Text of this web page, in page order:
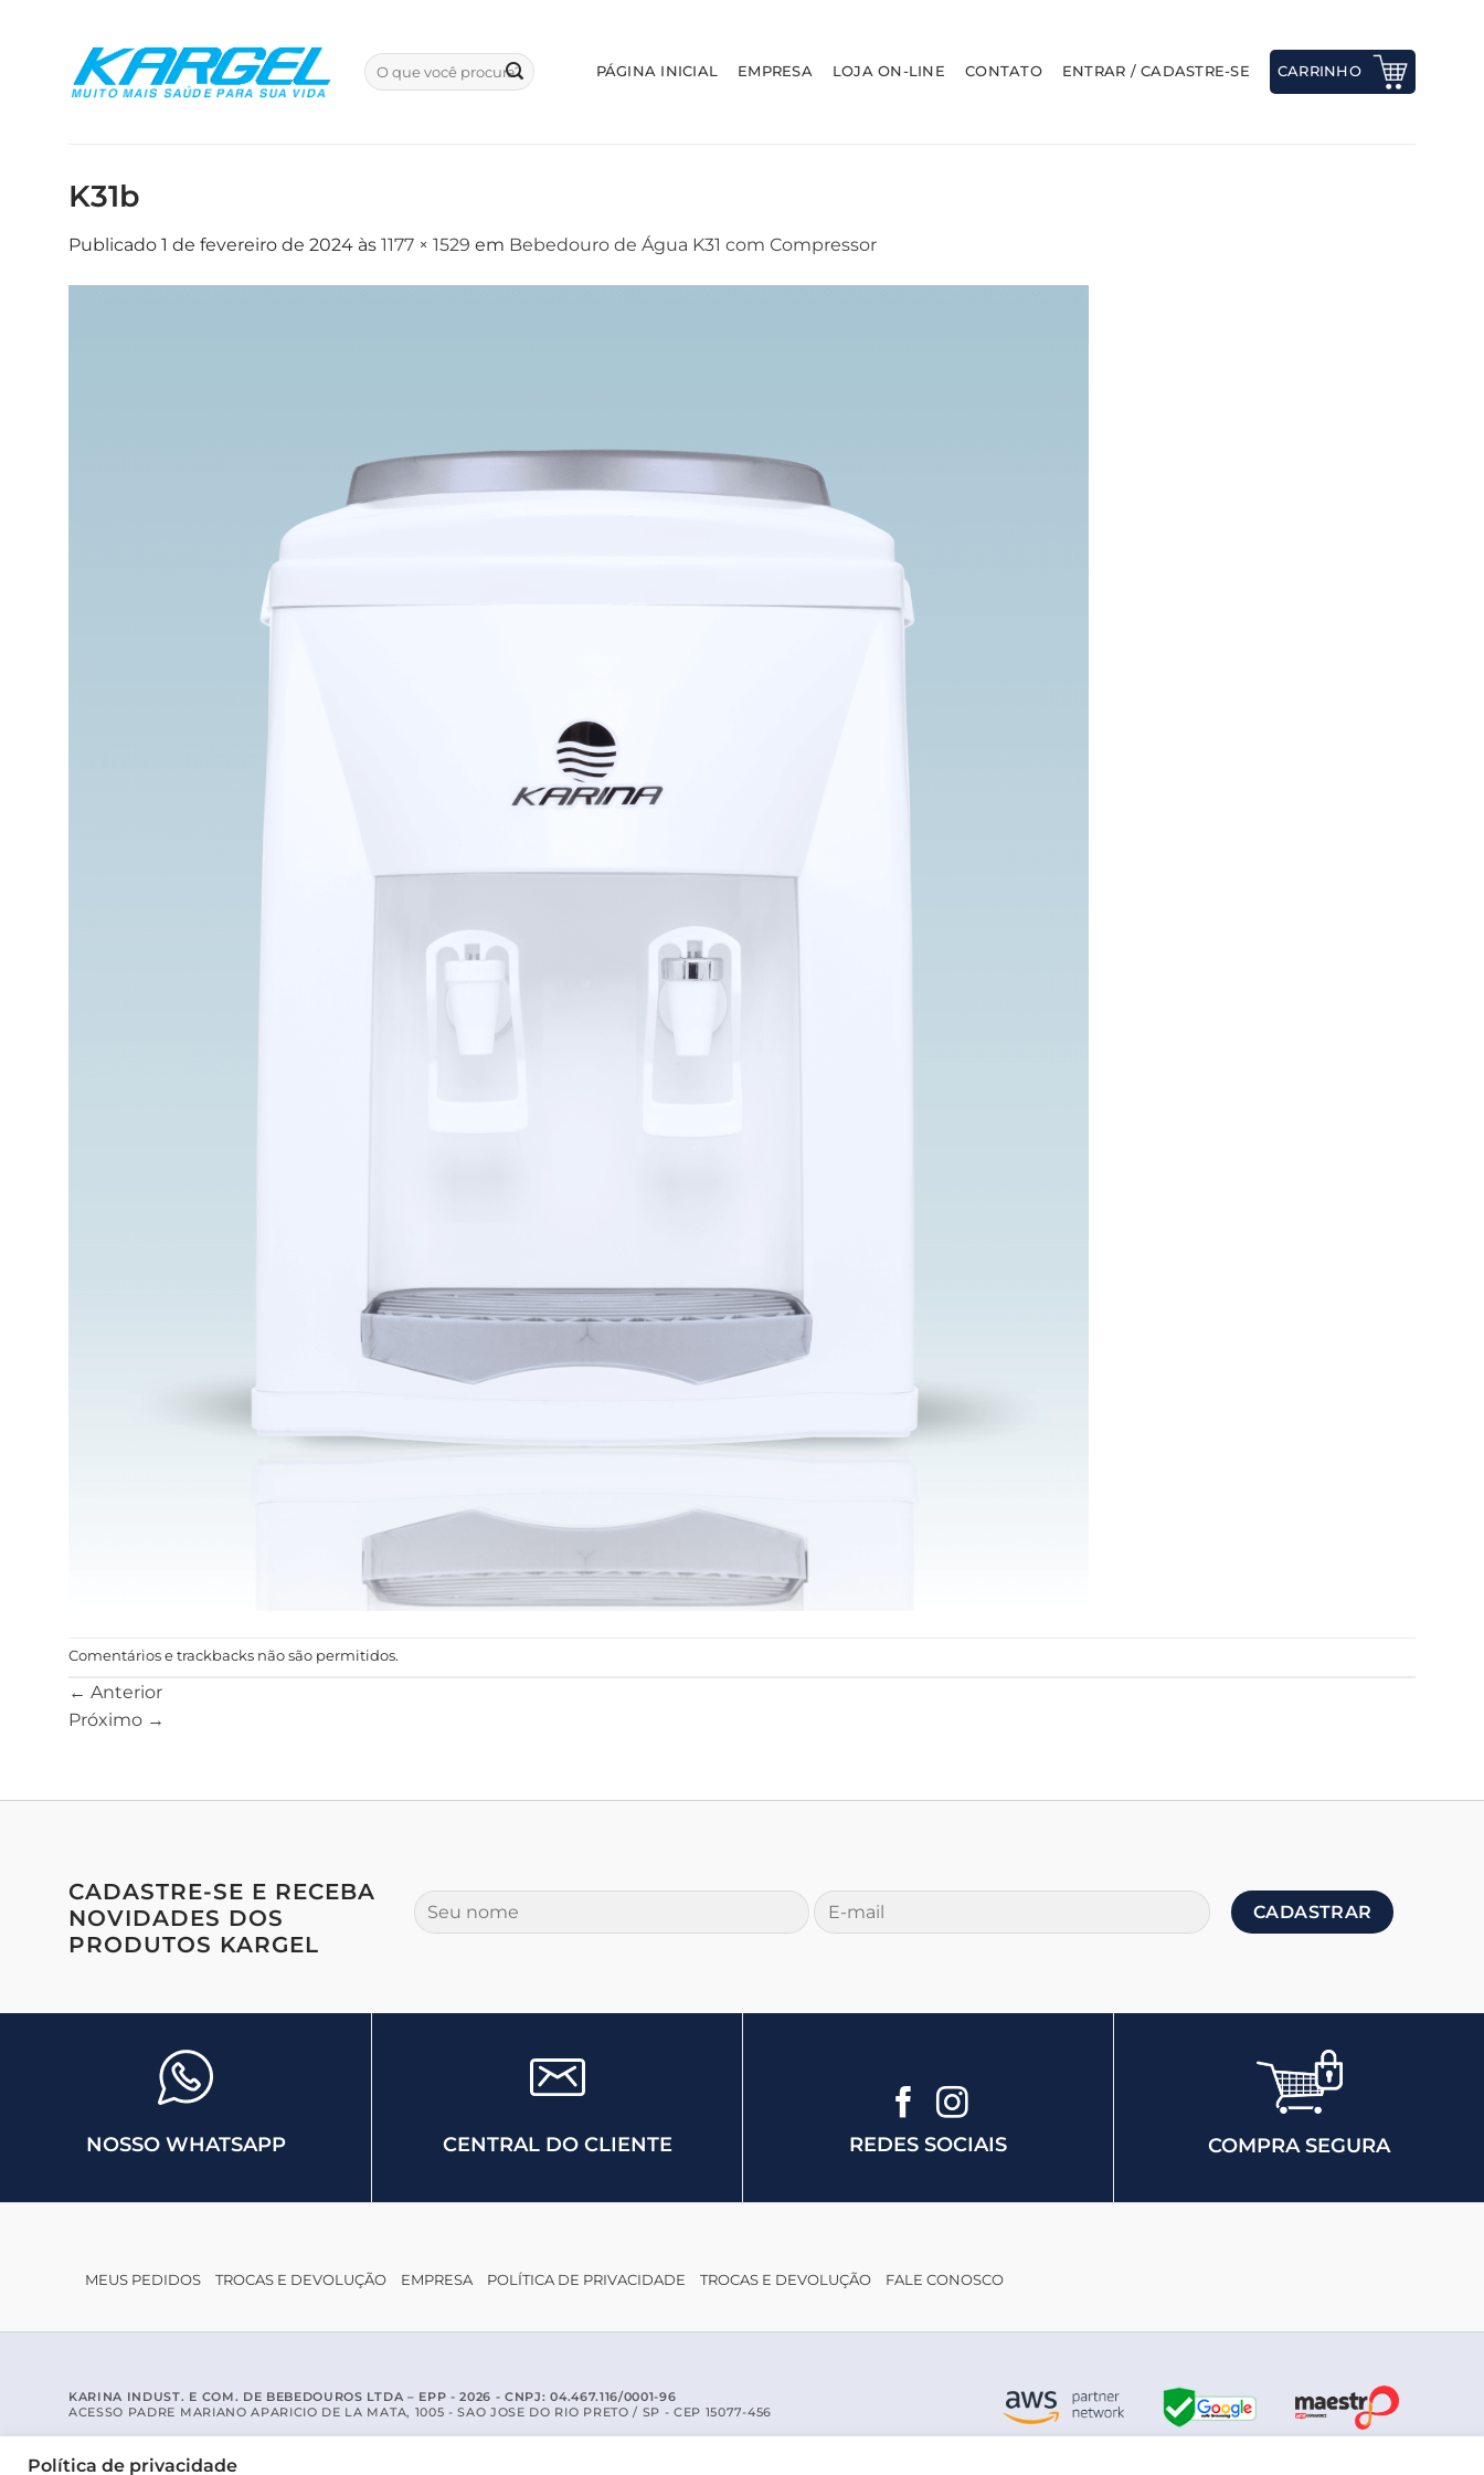
Pesquisar
por:
PÁGINA INICIAL EMPRESA LOJA ON-LINE CONTATO ENTRAR / CADASTRE-SE CARRINHO
K31b
Publicado 1 de fevereiro de 2024 às 1177 × 1529 em Bebedouro de Água K31 com Compressor
Comentários e trackbacks não são permitidos.
← Anterior
Próximo →
CADASTRE-SE E RECEBA
NOVIDADES DOS
PRODUTOS KARGEL
NOSSO WHATSAPP CENTRAL DO CLIENTE REDES SOCIAIS COMPRA SEGURA
MEUS PEDIDOS TROCAS E DEVOLUÇÃO EMPRESA POLÍTICA DE PRIVACIDADE TROCAS E DEVOLUÇÃO FALE CONOSCO
KARINA INDUST. E COM. DE BEBEDOUROS LTDA – EPP - 2026 - CNPJ: 04.467.116/0001-96
ACESSO PADRE MARIANO APARICIO DE LA MATA, 1005 - SAO JOSE DO RIO PRETO / SP - CEP 15077-456
Política de privacidade